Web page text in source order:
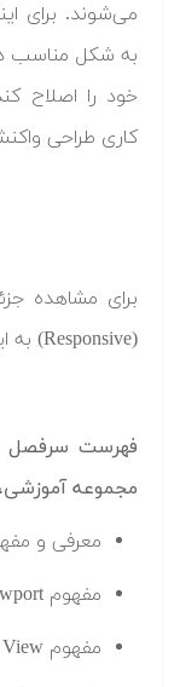
به شکل مناسب
خود را اصلاح
کاری طراحی
برای مشاهده
(Responsive) به این
فهرست سرفصل
مجموعه
معرفی و
مفهوم Viewport یا دید
مفهوم Grid View یا نمایش جدولی